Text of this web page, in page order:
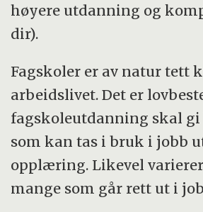
høyere utdanning og
dir).
Fagskoler er av natur tett
arbeidslivet. Det er
fagskoleutdanning skal
som kan tas i bruk i jobb
opplæring. Likevel
mange som går rett ut i